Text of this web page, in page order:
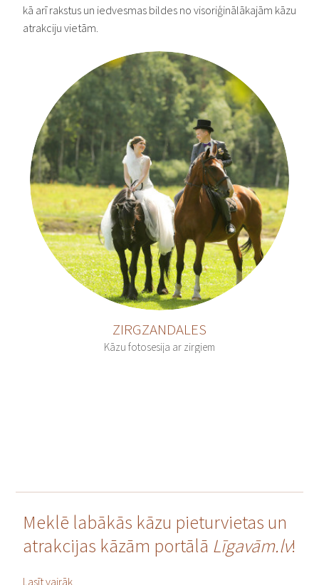
KĀZU DEKORĀCIJAS
KĀZU DZĒRIENI
KĀZU FOTOGRĀFI
KĀZU IELŪGUMI
KĀZU INVENTĀRA NOMA
KĀZU KLEITAS
KĀZU MŪZIKA
KĀZU NAKTSMĪTNES
KĀZU PIETURVIETAS
KĀZU PRIEKŠNESUMI
KĀZU ROTAS
KĀZU SALDUMI
KĀZU SVINĪBU VIETAS
KĀZU TRANSPORTS
kā arī rakstus un iedvesmas bildes no visoriģinālākajām kāzu
atrakciju vietām.
ZIRGZANDALES
Kāzu fotosesija ar zirgiem
Meklē labākās kāzu pieturvietas un
atrakcijas kāzām portālā Līgavām.lv!
Lai izdotos atrast vislabākās un oriģinālākās kāzu
Lasīt vairāk